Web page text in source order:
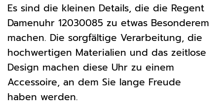
Es sind die kleinen Details, die die Regent
Damenuhr 12030085 zu etwas Besonderem
machen. Die sorgfältige Verarbeitung, die
hochwertigen Materialien und das zeitlose
Design machen diese Uhr zu einem
Accessoire, an dem Sie lange Freude
haben werden.